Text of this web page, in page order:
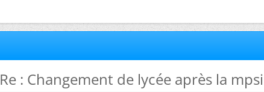
Re : Changement de lycée après la mpsi